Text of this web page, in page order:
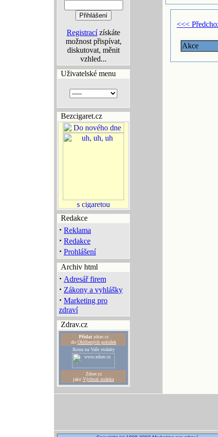
Registracízískáte
možnost přispívat,
diskutovat, měnit
vzhled...
Uživatelské menu
Bezcigaret.cz
Redakce
· Reklama
· Redakce
· Prohlášení
Archiv html
· Adresář firem
· Zákony a vyhlášky
· Marketing pro
zdraví
Zdrav.cz
Přidatzdrav.cz
do Oblíbených položek
Ikona na Vaše stránky
Zdrav.cz
jako Výchozí stránka
<<<
Akce